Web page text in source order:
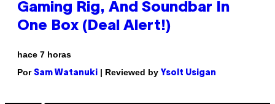
Gaming Rig, And Soundbar In
One Box (Deal Alert!)
hace 7 horas
Por Sam Watanuki | Reviewed by Ysolt Usigan